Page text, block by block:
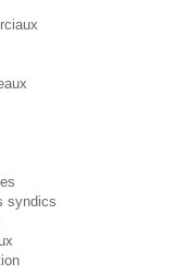
syndics